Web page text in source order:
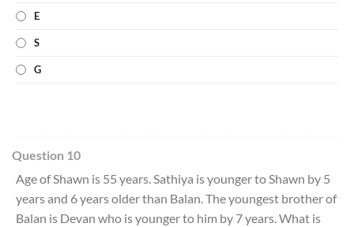
E
S
G
Question 10
Age of Shawn is 55 years. Sathiya is younger to Shawn by 5
years and 6 years older than Balan. The youngest brother of
Balan is Devan who is younger to him by 7 years. What is